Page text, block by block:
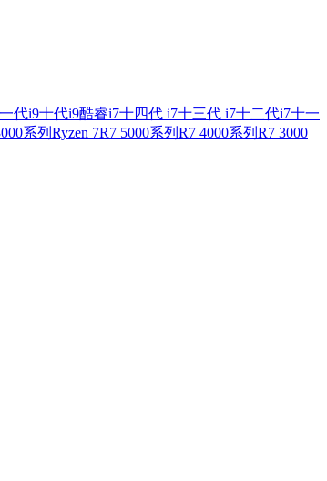
代i9十代i9酷睿i7十四代 i7十三代 i7十二代i7十一
系列 Ryzen 7R7 5000系列 R7 4000系列 R7 3000